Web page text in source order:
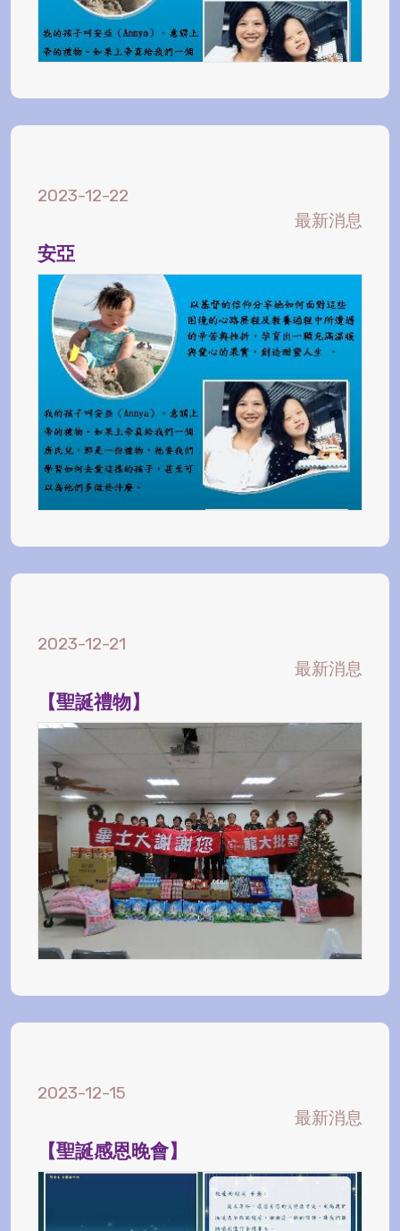
2023-12-22
最新消息
安亞
2023-12-21
最新消息
【聖誕禮物】
2023-12-15
最新消息
【聖誕感恩晚會】